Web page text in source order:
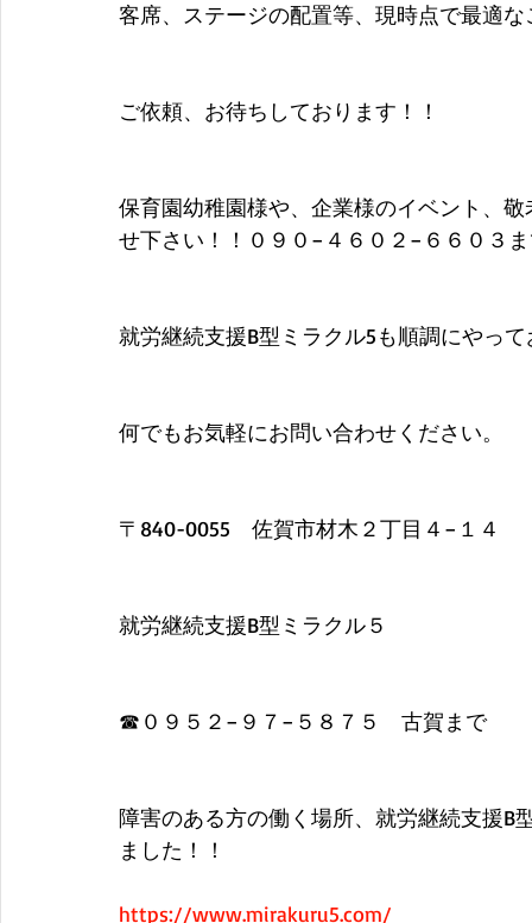
客席、ステージの配置等、現時点で最適
ご依頼、お待ちしております！！
保育園幼稚園様や、企業様のイベント、
せ下さい！！０９０−４６０２−６６０３
就労継続支援B型ミラクル5も順調にやっ
何でもお気軽にお問い合わせください。
​〒840-0055　佐賀市材木２丁目４−１４
就労継続支援B型ミラクル５
​☎０９５２−９７−５８７５　古賀まで
障害のある方の働く場所、就労継続支援B
ました！！
https://www.mirakuru5.com/